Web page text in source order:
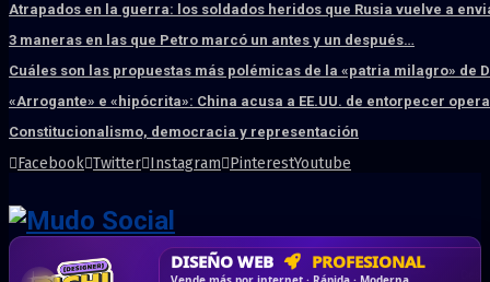
Atrapados en la guerra: los soldados heridos que Rusia vuelve a
3 maneras en las que Petro marcó un antes y un después…
Cuáles son las propuestas más polémicas de la «patria milagro» de
«Arrogante» e «hipócrita»: China acusa a EE.UU. de entorpecer
Constitucionalismo, democracia y representación
Facebook Twitter Instagram PinterestYoutube
HOSTING SSD SÚPER RÁPIDO
DISEÑO WEB PROFESIONAL
CRM & DASHBOARD A MEDIDA
CORREO CORPORATIVO